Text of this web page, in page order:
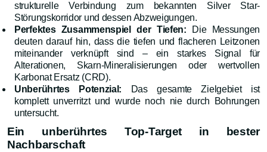
strukturelle Verbindung zum bekannten Silver Star-
Störungskorridor und dessen Abzweigungen.
Perfektes Zusammenspiel der Tiefen:
Die Messungen
deuten darauf hin, dass die tiefen und flacheren Leitzonen
miteinander verknüpft sind – ein starkes Signal für
Alterationen, Skarn-Mineralisierungen oder wertvollen
Karbonat Ersatz (CRD).
Unberührtes Potenzial:
Das gesamte Zielgebiet ist
komplett unverritzt und wurde noch nie durch Bohrungen
untersucht.
Ein unberührtes Top-Target in bester
Nachbarschaft